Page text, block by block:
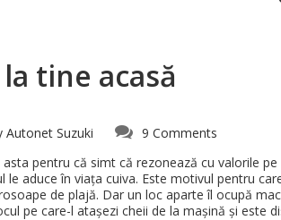
tine acasă
Autonet Suzuki
9 Comments
pentru că simt că rezonează cu valorile
aduce în viața cuiva. Este motivul pentru
de plajă. Dar un loc aparte îl ocupă
pe care-l atașezi cheii de la mașină și este